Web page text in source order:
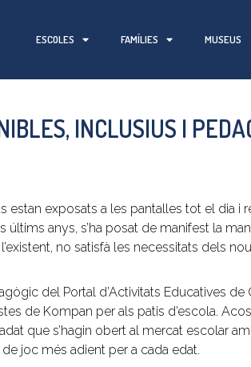
ESCOLES FAMÍLIES MUSEUS
INCLUSIUS I
estan exposats a les pantalles tot el dia i
últims anys, s’ha posat de manifest la
no satisfà les necessitats dels
del Portal d’Activitats Educatives de
de Kompan per als patis d’escola.
que s’hagin obert al mercat escolar
joc més adient per a cada edat.